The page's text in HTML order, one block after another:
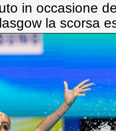
in occasione
la scorsa